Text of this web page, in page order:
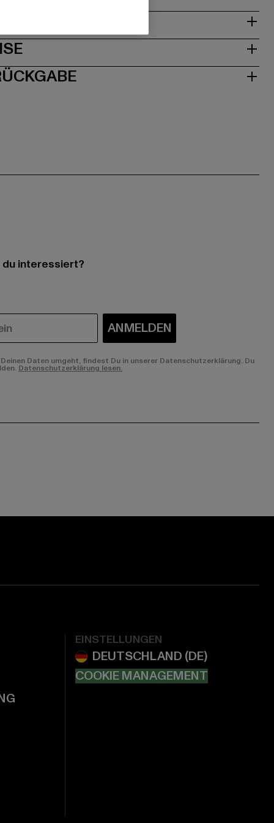
interessiert?
ANMELDEN
Daten umgeht, findest Du in unserer Datenschutzerklärung. Du
Datenschutzerklärung lesen.
EINSTELLUNGEN
COOKIE MANAGEMENT